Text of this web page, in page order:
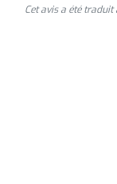
Cet avis a été